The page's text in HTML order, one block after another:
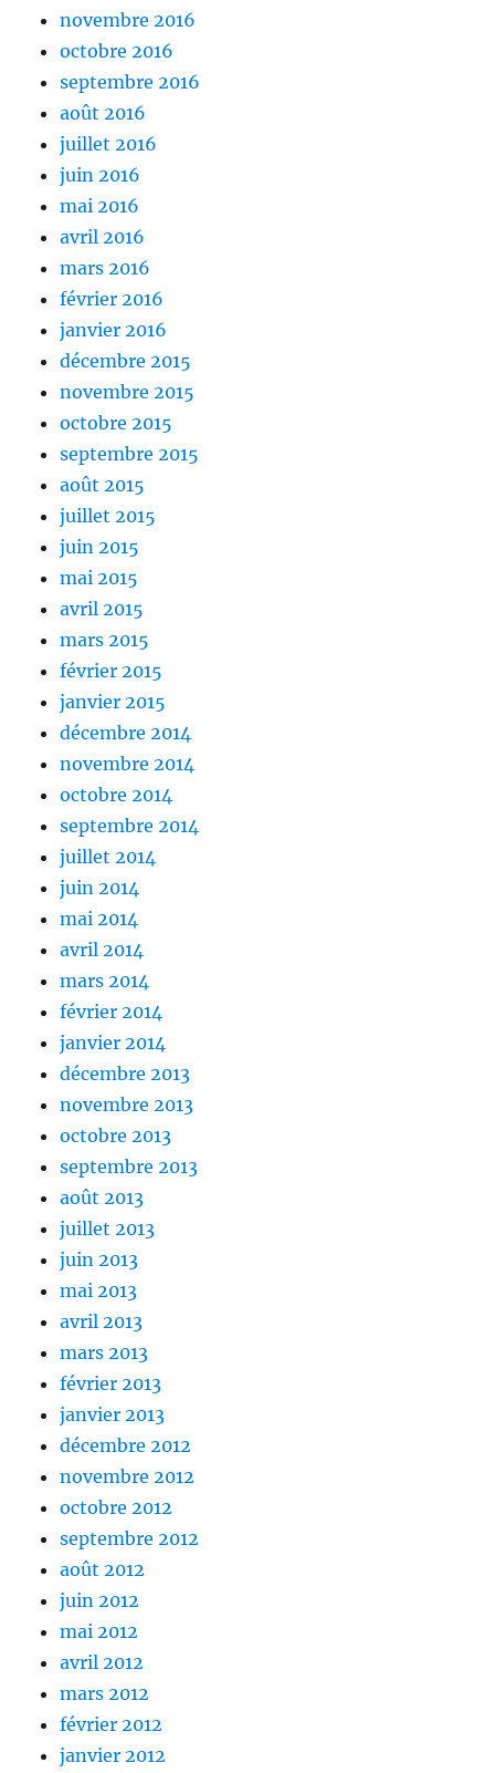
novembre 2016
octobre 2016
septembre 2016
août 2016
juillet 2016
juin 2016
mai 2016
avril 2016
mars 2016
février 2016
janvier 2016
décembre 2015
novembre 2015
octobre 2015
septembre 2015
août 2015
juillet 2015
juin 2015
mai 2015
avril 2015
mars 2015
février 2015
janvier 2015
décembre 2014
novembre 2014
octobre 2014
septembre 2014
juillet 2014
juin 2014
mai 2014
avril 2014
mars 2014
février 2014
janvier 2014
décembre 2013
novembre 2013
octobre 2013
septembre 2013
août 2013
juillet 2013
juin 2013
mai 2013
avril 2013
mars 2013
février 2013
janvier 2013
décembre 2012
novembre 2012
octobre 2012
septembre 2012
août 2012
juin 2012
mai 2012
avril 2012
mars 2012
février 2012
janvier 2012